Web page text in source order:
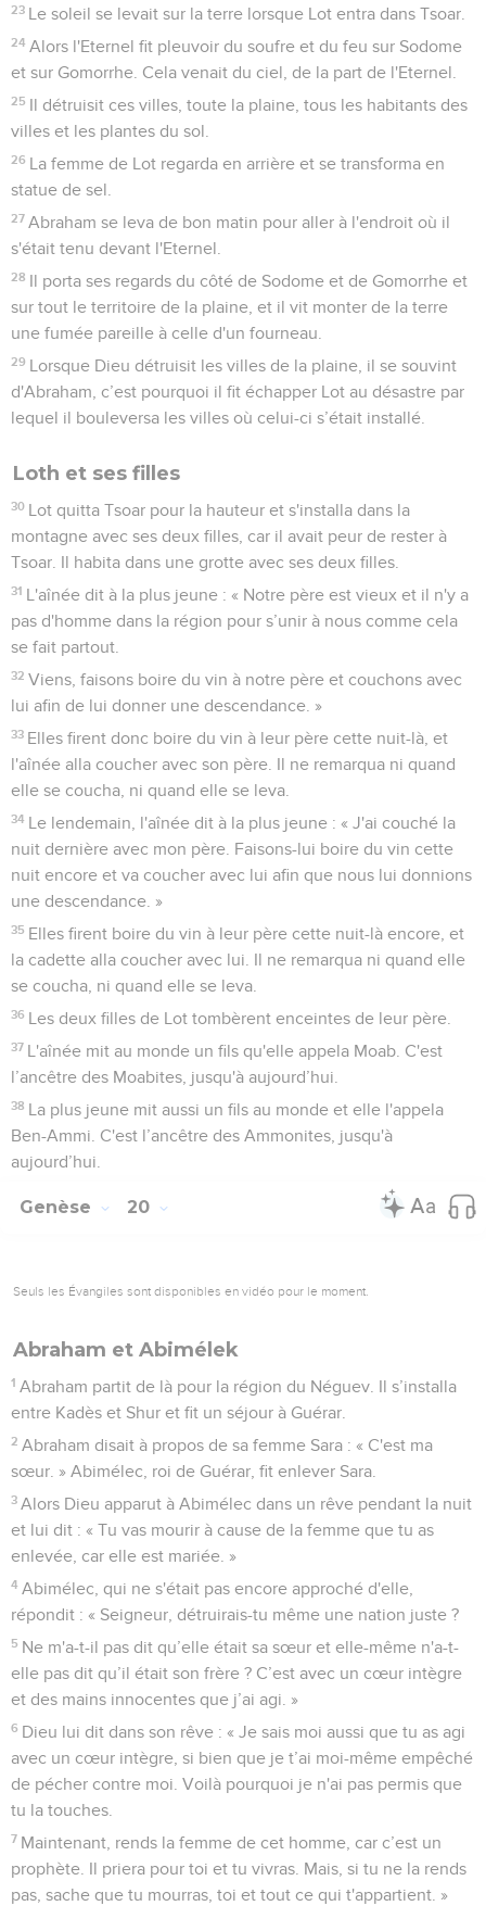
23 Le soleil se levait sur la terre lorsque Lot entra dans Tsoar.
24 Alors l'Eternel fit pleuvoir du soufre et du feu sur Sodome
et sur Gomorrhe. Cela venait du ciel, de la part de l'Eternel.
25 Il détruisit ces villes, toute la plaine, tous les habitants des
villes et les plantes du sol.
26 La femme de Lot regarda en arrière et se transforma en
statue de sel.
27 Abraham se leva de bon matin pour aller à l'endroit où il
s'était tenu devant l'Eternel.
28 Il porta ses regards du côté de Sodome et de Gomorrhe et
sur tout le territoire de la plaine, et il vit monter de la terre
une fumée pareille à celle d'un fourneau.
29 Lorsque Dieu détruisit les villes de la plaine, il se souvint
d'Abraham, c’est pourquoi il fit échapper Lot au désastre par
lequel il bouleversa les villes où celui-ci s’était installé.
Loth et ses filles
30 Lot quitta Tsoar pour la hauteur et s'installa dans la
montagne avec ses deux filles, car il avait peur de rester à
Tsoar. Il habita dans une grotte avec ses deux filles.
31 L'aînée dit à la plus jeune : « Notre père est vieux et il n'y a
pas d'homme dans la région pour s’unir à nous comme cela
se fait partout.
32 Viens, faisons boire du vin à notre père et couchons avec
lui afin de lui donner une descendance. »
33 Elles firent donc boire du vin à leur père cette nuit-là, et
l'aînée alla coucher avec son père. Il ne remarqua ni quand
elle se coucha, ni quand elle se leva.
34 Le lendemain, l'aînée dit à la plus jeune : « J'ai couché la
nuit dernière avec mon père. Faisons-lui boire du vin cette
nuit encore et va coucher avec lui afin que nous lui donnions
une descendance. »
35 Elles firent boire du vin à leur père cette nuit-là encore, et
la cadette alla coucher avec lui. Il ne remarqua ni quand elle
se coucha, ni quand elle se leva.
36 Les deux filles de Lot tombèrent enceintes de leur père.
37 L'aînée mit au monde un fils qu'elle appela Moab. C'est
l’ancêtre des Moabites, jusqu'à aujourd’hui.
38 La plus jeune mit aussi un fils au monde et elle l'appela
Ben-Ammi. C'est l’ancêtre des Ammonites, jusqu'à
aujourd’hui.
Genèse 20
Seuls les Évangiles sont disponibles en vidéo pour le moment.
Abraham et Abimélek
1 Abraham partit de là pour la région du Néguev. Il s’installa
entre Kadès et Shur et fit un séjour à Guérar.
2 Abraham disait à propos de sa femme Sara : « C'est ma
sœur. » Abimélec, roi de Guérar, fit enlever Sara.
3 Alors Dieu apparut à Abimélec dans un rêve pendant la nuit
et lui dit : « Tu vas mourir à cause de la femme que tu as
enlevée, car elle est mariée. »
4 Abimélec, qui ne s'était pas encore approché d'elle,
répondit : « Seigneur, détruirais-tu même une nation juste ?
5 Ne m'a-t-il pas dit qu’elle était sa sœur et elle-même n'a-t-
elle pas dit qu’il était son frère ? C’est avec un cœur intègre
et des mains innocentes que j’ai agi. »
6 Dieu lui dit dans son rêve : « Je sais moi aussi que tu as agi
avec un cœur intègre, si bien que je t’ai moi-même empêché
de pécher contre moi. Voilà pourquoi je n'ai pas permis que
tu la touches.
7 Maintenant, rends la femme de cet homme, car c’est un
prophète. Il priera pour toi et tu vivras. Mais, si tu ne la rends
pas, sache que tu mourras, toi et tout ce qui t'appartient. »